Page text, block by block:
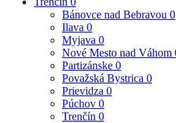
Bánovce nad Bebravou 0
Ilava 0
Myjava 0
Nové Mesto nad Váhom
Partizánske 0
Považská Bystrica 0
Prievidza 0
Púchov 0
Trenčín 0